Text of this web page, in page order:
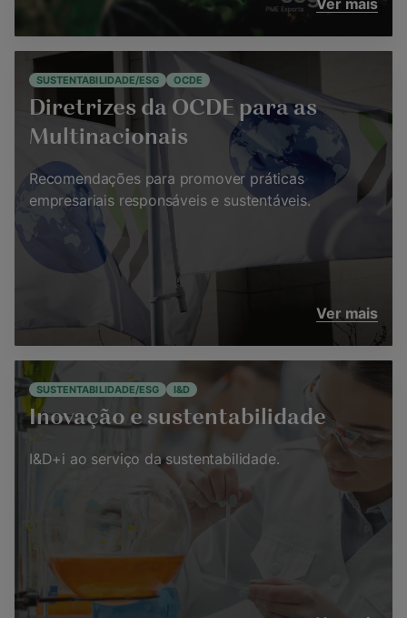
Ver mais
SUSTENTABILIDADE/ESG OCDE
Diretrizes da OCDE para as
Multinacionais
Recomendações para promover práticas
empresariais responsáveis e sustentáveis.
Ver mais
SUSTENTABILIDADE/ESG I&D
Inovação e sustentabilidade
I&D+i ao serviço da sustentabilidade.